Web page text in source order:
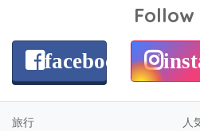
Follow
facebook
旅行 人